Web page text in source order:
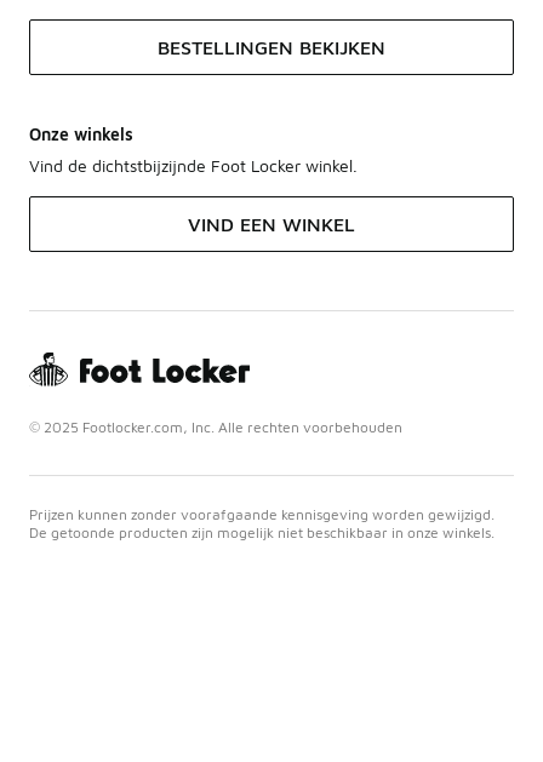
BESTELLINGEN BEKIJKEN
Onze winkels
Vind de dichtstbijzijnde Foot Locker winkel.
VIND EEN WINKEL
© 2025 Footlocker.com, Inc. Alle rechten voorbehouden
Prijzen kunnen zonder voorafgaande kennisgeving worden gewijzigd.
De getoonde producten zijn mogelijk niet beschikbaar in onze winkels.